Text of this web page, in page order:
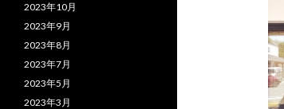
2023年10月
2023年9月
2023年8月
2023年7月
2023年5月
2023年3月